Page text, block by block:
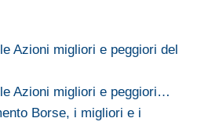
Azioni migliori e peggiori del
Azioni migliori e peggiori…
Borse, i migliori e i